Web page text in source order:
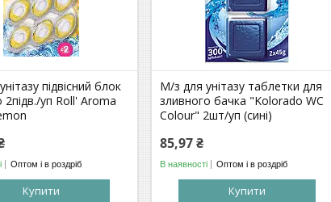
підвісний блок
уп Roll' Aroma
Оптом і в роздріб
Купити
М/з для унітазу таблетки для
зливного бачка "Kolorado WC
Colour" 2шт/уп (сині)
85,97 ₴
В наявності Оптом і в роздріб
Купити